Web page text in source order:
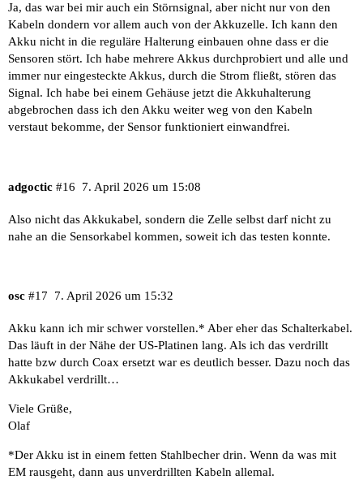
Ja, das war bei mir auch ein Störnsignal, aber nicht nur von den
Kabeln dondern vor allem auch von der Akkuzelle. Ich kann den
Akku nicht in die reguläre Halterung einbauen ohne dass er die
Sensoren stört. Ich habe mehrere Akkus durchprobiert und alle und
immer nur eingesteckte Akkus, durch die Strom fließt, stören das
Signal. Ich habe bei einem Gehäuse jetzt die Akkuhalterung
abgebrochen dass ich den Akku weiter weg von den Kabeln
verstaut bekomme, der Sensor funktioniert einwandfrei.
adgoctic 7. April 2026 um 15:08
#16
Also nicht das Akkukabel, sondern die Zelle selbst darf nicht zu
nahe an die Sensorkabel kommen, soweit ich das testen konnte.
osc 7. April 2026 um 15:32
#17
Akku kann ich mir schwer vorstellen.* Aber eher das Schalterkabel.
Das läuft in der Nähe der US-Platinen lang. Als ich das verdrillt
hatte bzw durch Coax ersetzt war es deutlich besser. Dazu noch das
Akkukabel verdrillt…
Viele Grüße,
Olaf
*Der Akku ist in einem fetten Stahlbecher drin. Wenn da was mit
EM rausgeht, dann aus unverdrillten Kabeln allemal.